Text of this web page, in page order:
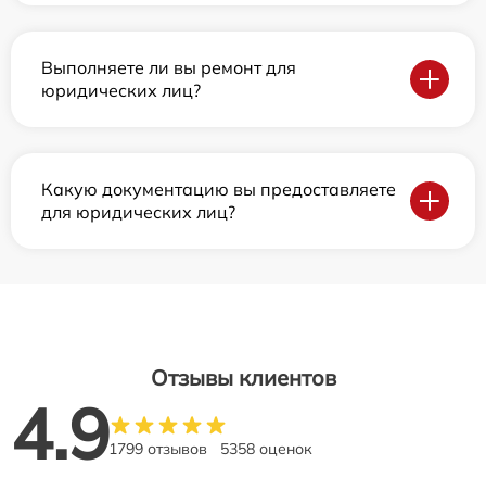
Выполняете ли вы ремонт для
юридических лиц?
Какую документацию вы предоставляете
для юридических лиц?
Отзывы клиентов
4.91799 отзывов 5358 оценок